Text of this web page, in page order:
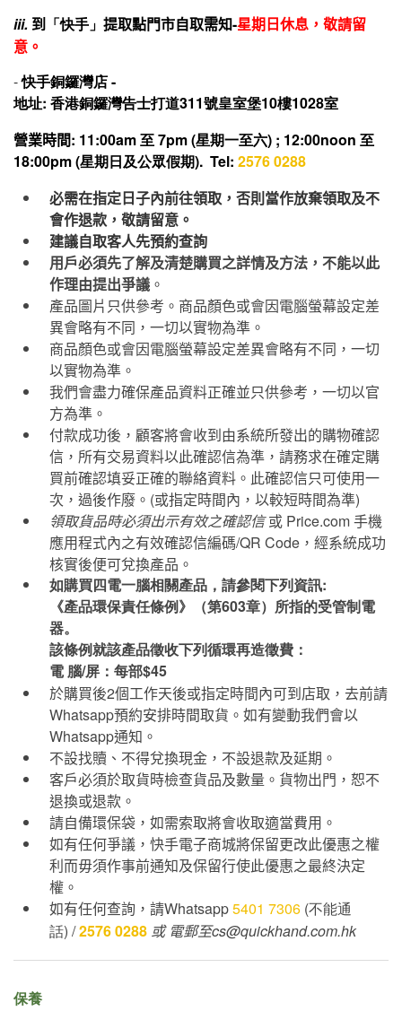
iii. 到 「快手」 提取點門市自取需知-星期日休息，敬請留
意。
-快手銅鑼灣店 -
地址: 香港銅鑼灣告士打道311號皇室堡10樓1028室
營業時間: 11:00am 至 7pm (星期一至六) ; 12:00noon 至
18:00pm (星期日及公眾假期). Tel: 2576 0288
必需在指定日子內前往領取，否則當作放棄領取及不
會作退款，敬請留意。
建議自取客人先預約查詢
用戶必須先了解及清楚購買之詳情及方法，不能以此
作理由提出爭議 。
產品圖片只供參考。商品顏色或會因電腦螢幕設定差
異會略有不同，一切以實物為準。
商品顏色或會因電腦螢幕設定差異會略有不同，一切
以實物為準。
我們會盡力確保產品資料正確並只供參考，一切以官
方為準。
付款成功後，顧客將會收到由系統所發出的購物確認
信，所有交易資料以此確認信為準，請務求在確定購
買前確認填妥正確的聯絡資料。此確認信只可使用一
次，過後作廢。 (或指定時間內，以較短時間為準)
領取貨品時必須出示有效之確認信 或 Price.com手機
應用程式內之有效確認信編碼/QR Code ，經系統成功
核實後便可兌換產品。
如購買四電一腦相關產品，請參閱下列資訊:
《產品環保責任條例》（第603章）所指的受管制電
器。
該條例就該產品徵收下列循環再造徵費：
電 腦/屏：每部$45
於購買後2個工作天後或指定時間內可到店取，去前請
Whatsapp預約安排時間取貨。如有變動我們會以
Whatsapp通知。
不設找贖、不得兌換現金，不設退款及延期。
客戶必須於取貨時檢查貨品及數量。貨物出門，恕不
退換或退款。
請自備環保袋，如需索取將會收取適當費用。
如有任何爭議，快手電子商城將保留更改此優惠之權
利而毋須作事前通知及保留行使此優惠之最終決定
權。
如有任何查詢，請Whatsapp5401 7306 (不能通
話) /2576 0288 或 電郵至cs@quickhand.com.hk
保養